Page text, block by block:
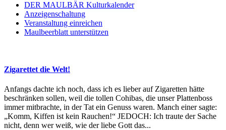
DER MAULBÄR Kulturkalender
Anzeigenschaltung
Veranstaltung einreichen
Maulbeerblatt unterstützen
Zigarettet die Welt!
Anfangs dachte ich noch, dass ich es lieber auf Zigaretten hätte
beschränken sollen, weil die tollen Cohibas, die unser Plattenboss
immer mitbrachte, in der Tat ein Genuss waren. Manch einer sagte:
„Komm, Kiffen ist kein Rauchen!“ JEDOCH: Ich traute der Sache
nicht, denn wer weiß, wie der liebe Gott das...